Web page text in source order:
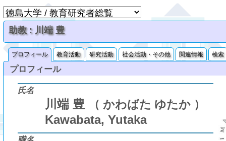
助教 : 川端 豊
プロフィール 教育活動 研究活動 社会活動・その他 関連情報 検索
プロフィール
氏名
川端 豊 （ かわばた ゆたか ）
Kawabata, Yutaka